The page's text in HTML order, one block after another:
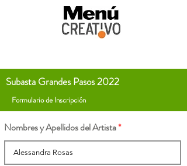
Subasta Grandes Pasos 2022
Formulario de Inscripción
Nombres y Apellidos del Artista